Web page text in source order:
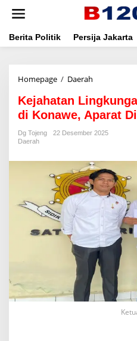
t
Berita Politik Persija Jakarta
Homepage / Daerah
j
a
h
a
n
L
i
n
n
g
a
n
e
r
Kejahatan
di Konawe, Aparat
Dg Tojeng
22 Desember 2025
Daerah